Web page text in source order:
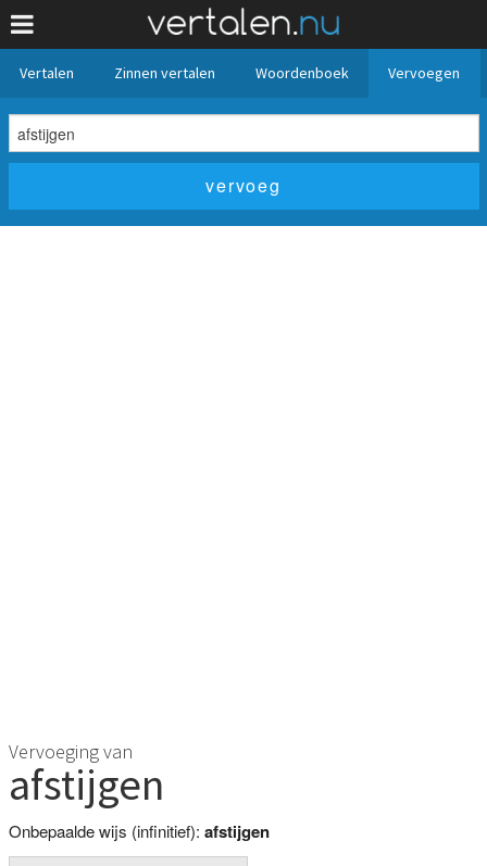
Vertalen Zinnen vertalen Woordenboek Vervoegen
Vervoeging van
afstijgen
Onbepaalde wijs (infinitief): afstijgen